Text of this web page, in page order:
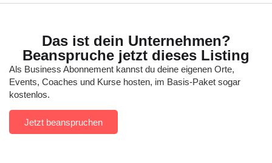
Das ist dein Unternehmen?
Beanspruche jetzt dieses Listing
Als Business Abonnement kannst du deine eigenen Orte,
Events, Coaches und Kurse hosten, im Basis-Paket sogar
kostenlos.
Jetzt beanspruchen